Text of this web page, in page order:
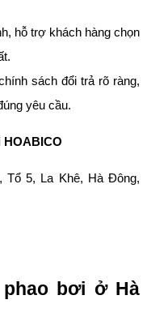
hỗ trợ khách hàng chọn
sách đổi trả rõ ràng,
yêu cầu.
Tổ 5, La Khê, Hà Đông,
bơi ở Hà